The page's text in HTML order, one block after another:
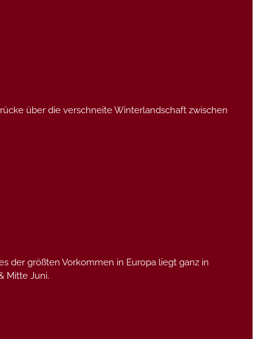
über die verschneite Winterlandschaft zwischen
der größten Vorkommen in Europa liegt ganz in
Mitte Juni.